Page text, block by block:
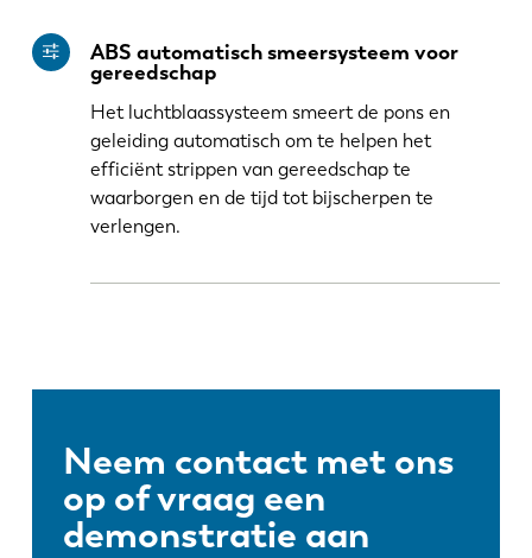
ABS automatisch smeersysteem voor
gereedschap
Het luchtblaassysteem smeert de pons en
geleiding automatisch om te helpen het
efficiënt strippen van gereedschap te
waarborgen en de tijd tot bijscherpen te
verlengen.
Neem contact met ons
op of vraag een
demonstratie aan